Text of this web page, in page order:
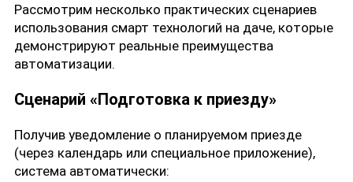
Рассмотрим несколько практических сценариев
использования смарт технологий на даче, которые
демонстрируют реальные преимущества
автоматизации.
Сценарий «Подготовка к приезду»
Получив уведомление о планируемом приезде
(через календарь или специальное приложение),
система автоматически: